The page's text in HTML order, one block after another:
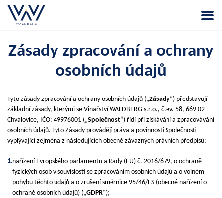
Zásady zpracování a ochrany
osobních údajů
Tyto zásady zpracování a ochrany osobních údajů („Zásady“) představují
základní zásady, kterými se Vinařství WALDBERG s.r.o., č.ev. 58, 669 02
Chvalovice, IČO: 49976001 („Společnost“) řídí při získávání a zpracovávání
osobních údajů. Tyto Zásady provádějí práva a povinnosti Společnosti
vyplývající zejména z následujících obecně závazných právních předpisů:
nařízení Evropského parlamentu a Rady (EU) č. 2016/679, o ochraně
fyzických osob v souvislosti se zpracováním osobních údajů a o volném
pohybu těchto údajů a o zrušení směrnice 95/46/ES (obecné nařízení o
ochraně osobních údajů) („GDPR“);